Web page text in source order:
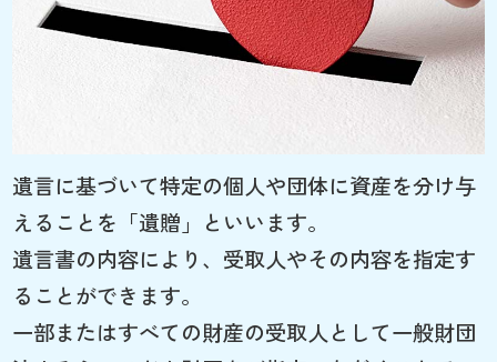
遺言に基づいて特定の個人や団体に資産を分け与
えることを「遺贈」といいます。
遺言書の内容により、受取人やその内容を指定す
ることができます。
一部またはすべての財産の受取人として一般財団